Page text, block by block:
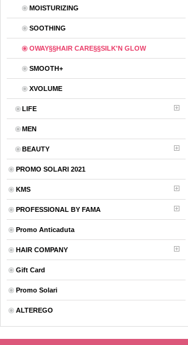
MOISTURIZING
SOOTHING
OWAY§§HAIR CARE§§SILK'N GLOW
SMOOTH+
XVOLUME
LIFE
MEN
BEAUTY
PROMO SOLARI 2021
KMS
PROFESSIONAL BY FAMA
Promo Anticaduta
HAIR COMPANY
Gift Card
Promo Solari
ALTEREGO